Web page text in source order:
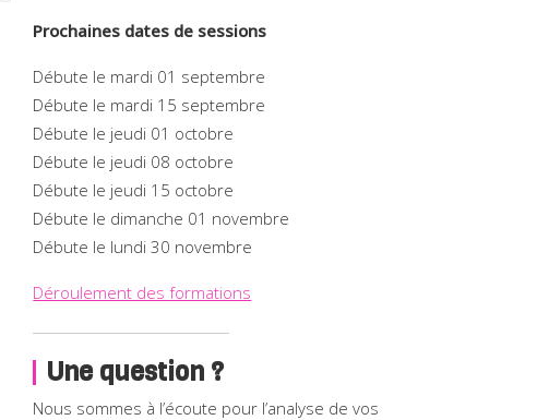
Prochaines dates de sessions
Débute le mardi 01 septembre
Débute le mardi 15 septembre
Débute le jeudi 01 octobre
Débute le jeudi 08 octobre
Débute le jeudi 15 octobre
Débute le dimanche 01 novembre
Débute le lundi 30 novembre
Déroulement des formations
Une question ?
Nous sommes à l’écoute pour l’analyse de vos